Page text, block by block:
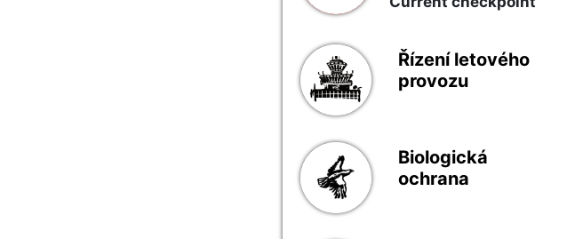
Řízení letového
provozu
Biologická
ochrana